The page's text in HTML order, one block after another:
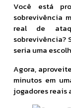
Você está
sobrevivência
real de
sobrevivência?
seria uma
Agora,
minutos em
jogadores reais